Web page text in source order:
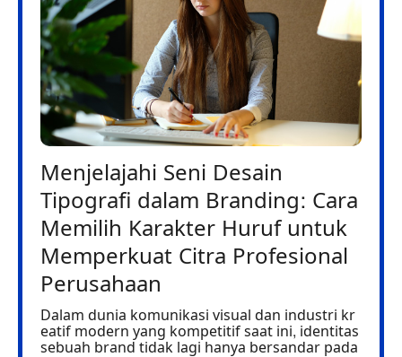
Menjelajahi Seni Desain
Tipografi dalam Branding: Cara
Memilih Karakter Huruf untuk
Memperkuat Citra Profesional
Perusahaan
Dalam dunia komunikasi visual dan industri kr
eatif modern yang kompetitif saat ini, identitas
sebuah brand tidak lagi hanya bersandar pada